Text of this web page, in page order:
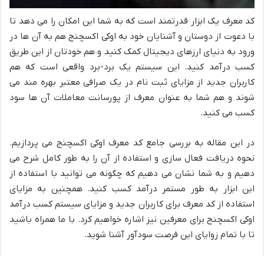
کد معرف یک ابزار قدرتمند است که به شما این امکان را می دهد تا
با دعوت از دوستان و آشنایان خود به اوکی اکسچنج هم به آن ها در
ورود به دنیای ارزهای دیجیتال کمک کنید و هم خودتان از این طریق
کسب درآمد کنید. این سیستم یک برد-برد واقعی است که هم
کاربران جدید از مزایای ثبت نام در یک صرافی معتبر بهره مند می
شوند و هم شما به عنوان معرف از پورسانت معاملات آن ها سود
کسب می کنید.
در این مقاله به بررسی جامع کد معرف اوکی اکسچنج می پردازیم.
نحوه دریافت فعال سازی و استفاده از آن را به طور کامل شرح می
دهیم و به شما نشان می دهیم که چگونه می توانید با استفاده از
این ابزار به طور مستمر درآمد کسب کنید. همچنین به مزایای
استفاده از کد معرف برای کاربران جدید و مزایای سیستم کسب درآمد
اوکی اکسچنج برای معرفین نیز اشاره خواهیم کرد. با ما همراه باشید
تا با تمام زوایای این فرصت سودآور آشنا شوید.